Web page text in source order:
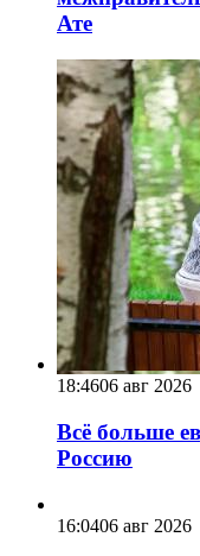
Ате
18:4606 авг 2026
Всё больше
Россию
16:0406 авг 2026